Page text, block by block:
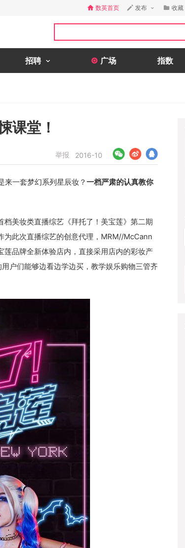
数英首页 发布 收藏
招聘 广场 指数
课堂！
举报 2016-10
一套梦幻系列星辰妆？ 一档严肃的认真教你
美妆类直播综艺《拜托了！美宝莲》第二期
为此次直播综艺的创意代理，MRM//McCann
品牌全新体验店内，直接采用店内的彩妆产
户们能够边看边学边买，教学娱乐购物三管齐